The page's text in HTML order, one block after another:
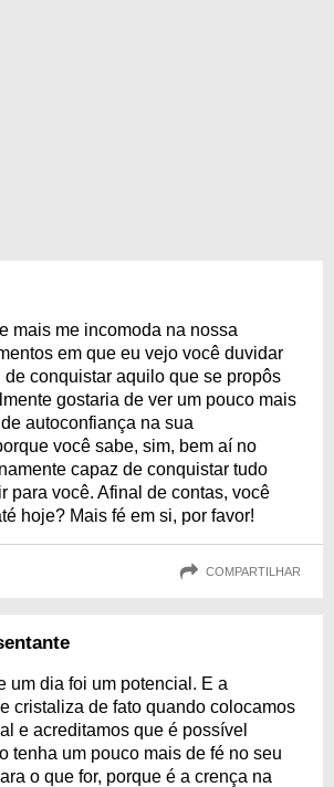
mais me incomoda na nossa
em que eu vejo você duvidar
conquistar aquilo que se propôs
gostaria de ver um pouco mais
autoconfiança na sua
você sabe, sim, bem aí no
capaz de conquistar tudo
para você. Afinal de contas, você
hoje? Mais fé em si, por favor!
COMPARTILHAR
um dia foi um potencial. E a
cristaliza de fato quando colocamos
e acreditamos que é possível
tenha um pouco mais de fé no seu
o que for, porque é a crença na